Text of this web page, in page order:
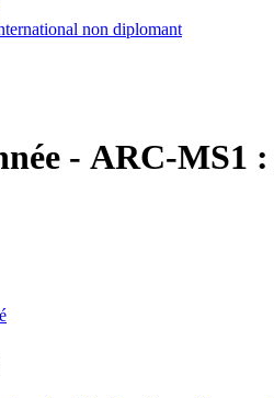
non diplomant
- ARC-MS1 :